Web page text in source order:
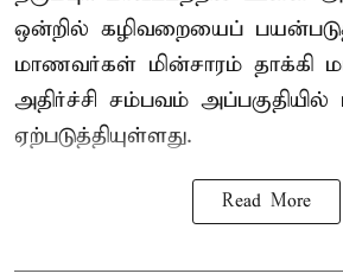
ஒன்றில் கழிவறையைப்
மாணவர்கள் மின்சாரம் தாக்கி
அதிர்ச்சி சம்பவம் அப்பகுதியில்
ஏற்படுத்தியுள்ளது.
Read More